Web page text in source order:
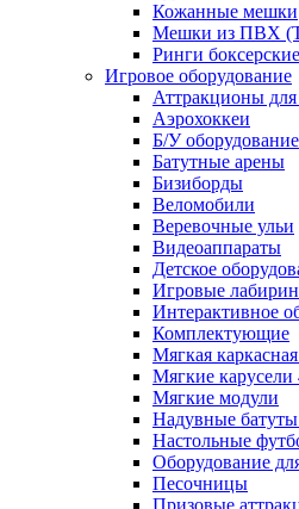
Кожанные мешки
Мешки из ПВХ
Ринги боксерские
Игровое оборудование
Аттракционы для
Аэрохоккеи
Б/У оборудование
Батутные арены
Бизиборды
Веломобили
Веревочные ульи
Видеоаппараты
Детское
Игровые
Интерактивное
Комплектующие
Мягкая
Мягкие
Мягкие модули
Надувные
Настольные
Оборудование
Песочницы
Призовые